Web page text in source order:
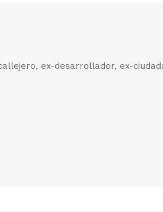
ex-desarrollador, ex-